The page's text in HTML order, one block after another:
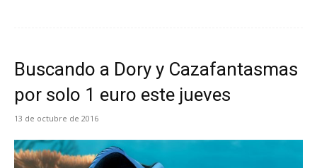
Buscando a Dory y Cazafantasmas
por solo 1 euro este jueves
13 de octubre de 2016